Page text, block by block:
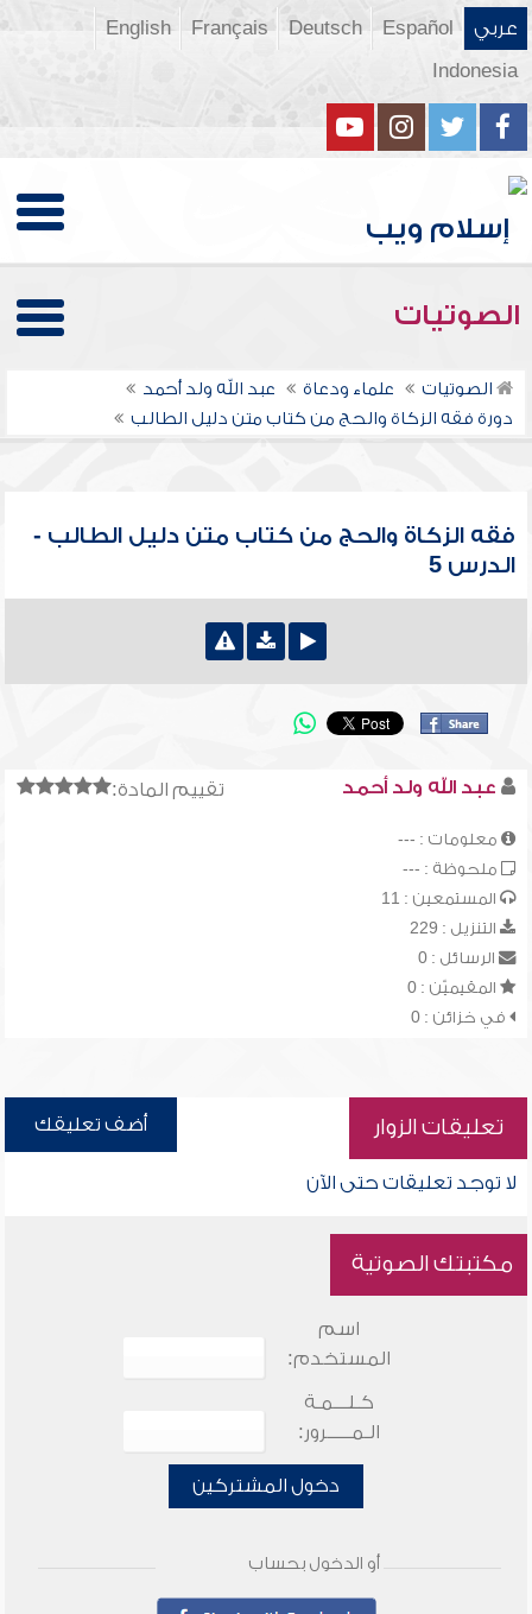
عربي Español
Deutsch
Français
English
Indonesia
الصوتيات
الصوتيات علماء ودعاة
عبد الله ولد أحمد
دورة فقه الزكاة والحج من كتاب متن دليل الطالب
فقه الزكاة والحج من كتاب متن دليل الطالب -
الدرس 5
تقييم المادة: عبد الله ولد أحمد
معلومات : ---
ملحوظة : ---
المستمعين : 11
التنزيل : 229
الرسائل : 0
المقيميّن : 0
في خزائن : 0
تعليقات الزوار أضف تعليقك
لا توجد تعليقات حتى الآن
مكتبتك الصوتية
اسم
المستخدم:
كـلـــمـة
الـمـــــرور:
دخول المشتركين
أو الدخول بحساب